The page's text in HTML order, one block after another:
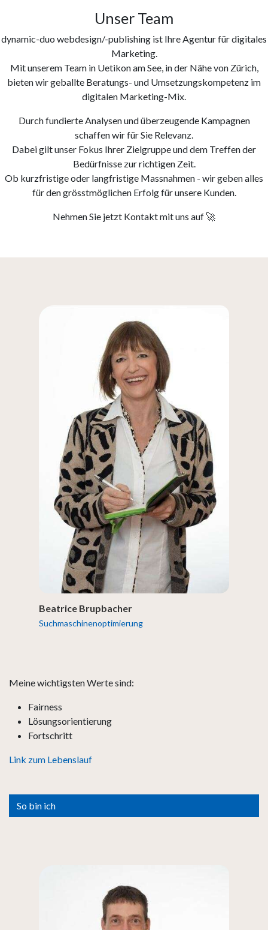
Unser Team
dynamic-duo webdesign/-publishing ist Ihre Agentur für digitales
Marketing.
Mit unserem Team in Uetikon am See, in der Nähe von Zürich,
bieten wir geballte Beratungs- und Umsetzungskompetenz im
digitalen Marketing-Mix.
Durch fundierte Analysen und überzeugende Kampagnen
schaffen wir für Sie Relevanz.
Dabei gilt unser Fokus Ihrer Zielgruppe und dem Treffen der
Bedürfnisse zur richtigen Zeit.
Ob kurzfristige oder langfristige Massnahmen - wir geben alles
für den grösstmöglichen Erfolg für unsere Kunden.
Nehmen Sie jetzt Kontakt mit uns auf 🚀
Beatrice Brupbacher
Suchmaschinenoptimierung
Meine wichtigsten Werte sind:
Fairness
Lösungsorientierung
Fortschritt
Link zum Lebenslauf
So bin ich